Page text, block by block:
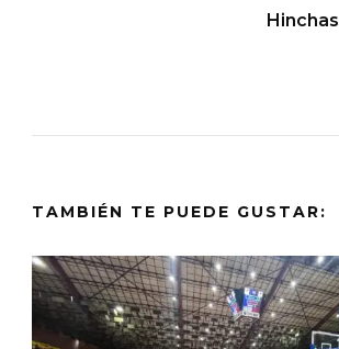
Hinchas
TAMBIÉN TE PUEDE GUSTAR: